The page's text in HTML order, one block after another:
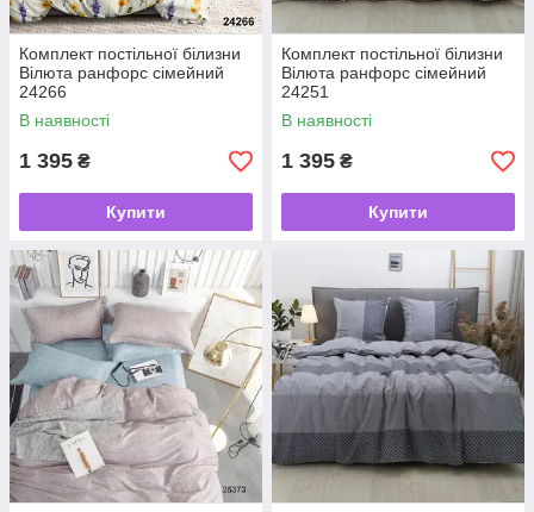
Комплект постільної білизни
Вілюта ранфорс сімейний
24266
В наявності
1 395 ₴
Купити
Комплект постільної білизни
Вілюта ранфорс сімейний
24251
В наявності
1 395 ₴
Купити